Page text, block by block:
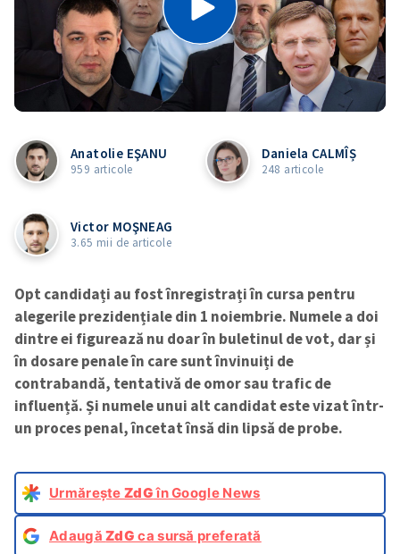
Anatolie EŞANU
959 articole
Daniela CALMÎȘ
248 articole
Victor MOŞNEAG
3.65 mii de articole
Opt candidați au fost înregistrați în cursa pentru
alegerile prezidențiale din 1 noiembrie. Numele a doi
dintre ei figurează nu doar în buletinul de vot, dar și
în dosare penale în care sunt învinuiți de
contrabandă, tentativă de omor sau trafic de
influență. Și numele unui alt candidat este vizat într-
un proces penal, încetat însă din lipsă de probe.
Urmărește ZdGîn Google News
AdaugăZdG ca sursă preferată